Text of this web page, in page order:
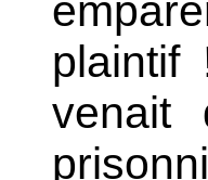
plaintif
venait